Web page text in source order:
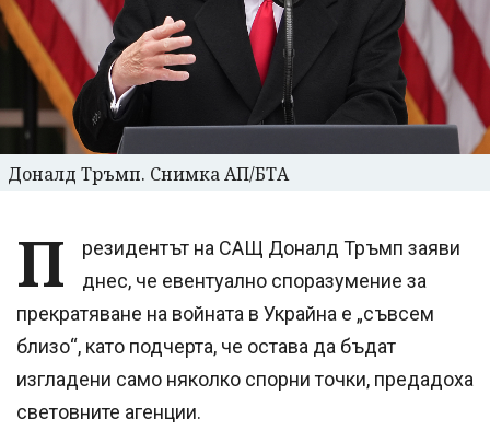
Доналд Тръмп. Снимка АП/БТА
П
резидентът на САЩ Доналд Тръмп заяви
днес, че евентуално споразумение за
прекратяване на войната в Украйна е „съвсем
близо“, като подчерта, че остава да бъдат
изгладени само няколко спорни точки, предадоха
световните агенции.